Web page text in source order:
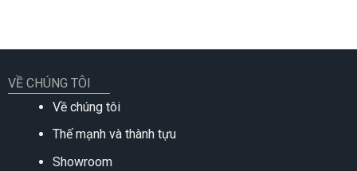
VỀ CHÚNG TÔI
Về chúng tôi
Thế mạnh và thành tựu
Showroom